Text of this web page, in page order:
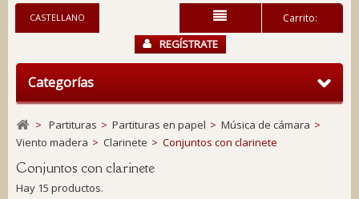
Carrito:
CASTELLANO
REGÍSTRATE
Categorías
> Partituras > Partituras en papel > Música de cámara >
Viento madera > Clarinete > Conjuntos con clarinete
Conjuntos con clarinete
Hay 15 productos.